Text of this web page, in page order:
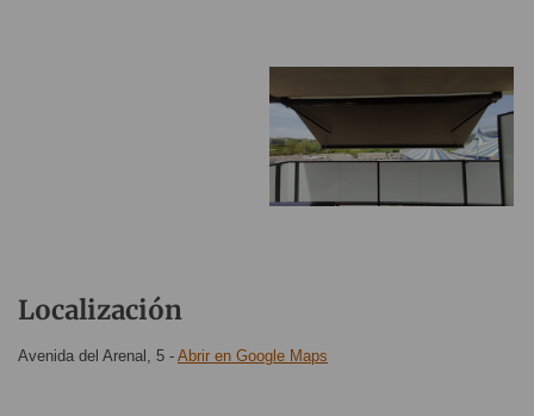
Localización
Avenida del Arenal, 5 - Abrir en Google Maps